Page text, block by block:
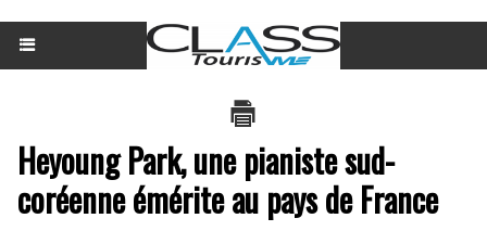
Heyoung Park, une pianiste sud-
coréenne émérite au pays de France